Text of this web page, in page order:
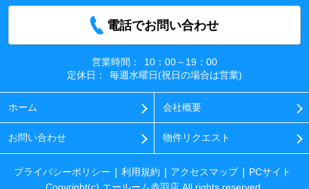
電話でお問い合わせ
営業時間：
10：00～19：00
定休日：
毎週水曜日(祝日の場合は営業)
ホーム 会社概要
お問い合わせ 物件リクエスト
プライバシーポリシー 利用規約 アクセスマップ
PCサイト